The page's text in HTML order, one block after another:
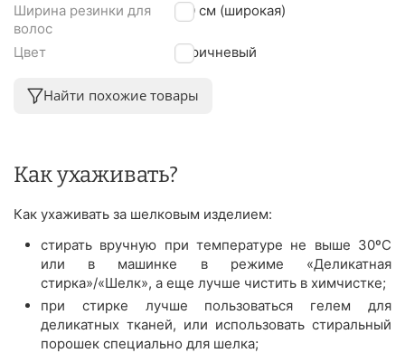
Ширина резинки для
волос
3,0 см (широкая)
Цвет Коричневый
Найти похожие товары
Как ухаживать?
Как ухаживать за шелковым изделием:
стирать вручную при температуре не выше 30ºС
или в машинке в режиме «Деликатная
стирка»/«Шелк», а еще лучше чистить в химчистке;
при стирке лучше пользоваться гелем для
деликатных тканей, или использовать стиральный
порошек специально для шелка;